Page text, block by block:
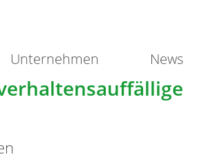
Unternehmen News